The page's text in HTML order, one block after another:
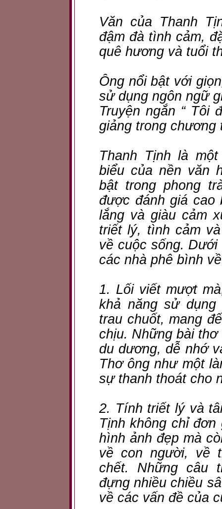
Văn của Thanh
đậm đà tình cảm,
quê hương và tuổi
Ông nổi bật với
sử dụng ngôn ngữ
Truyện ngắn “ Tôi
giảng trong
Thanh Tịnh là
biểu của nền văn
bật trong phong
được đánh giá cao
lắng và giàu cảm
triết lý, tình cảm
về cuộc sống.
các nhà phê bình
1. Lối viết mượt
khả năng sử
trau chuốt, mang
chịu. Những bài
du dương, dễ nhớ
Thơ ông như một
sự thanh thoát cho
2. Tính triết lý và
Tịnh không chỉ
hình ảnh đẹp mà
về con người, về
chết. Những câu
đựng nhiều chiều
về các vấn đề của